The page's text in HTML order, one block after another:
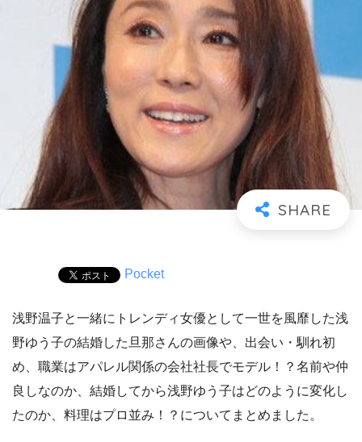
Pocket
浅野温子と一緒にトレンディ女優として一世を風靡した浅
野ゆう子の結婚した旦那さんの画像や、出会い・馴れ初
め、職業はアパレル関係の会社社長でモデル！？名前や仲
良しなのか、結婚してから浅野ゆう子はどのように変化し
たのか、料理はプロ並み！？についてまとめました。